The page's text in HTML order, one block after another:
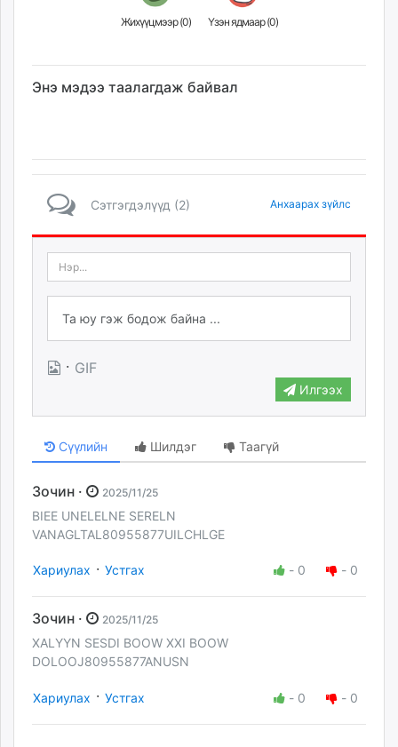
Жихүүцмээр (0) Үзэн ядмаар (0)
Энэ мэдээ таалагдаж байвал
Сэтгэгдэлүүд (2) Анхаарах зүйлс
· GIF
Илгээх
Сүүлийн Шилдэг Таагүй
Зочин · 2025/11/25
BIEE UNELELNE SERELN
VANAGLTAL80955877UILCHLGE
Хариулах · Устгах - 0 - 0
Зочин · 2025/11/25
XALYYN SESDI BOOW XXI BOOW
DOLOOJ80955877ANUSN
Хариулах · Устгах - 0 - 0